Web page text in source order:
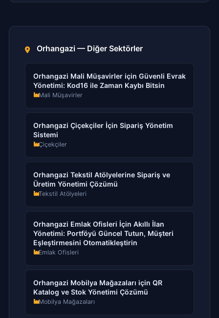
Orhangazi — Diğer Sektörler
Orhangazi Mali Müşavirler için Güvenli Evrak
Yönetimi: Kod16 ile Zaman Kaybı Bitsin
Mali Müşavirler
Orhangazi Çiçekçiler İçin Sipariş Yönetim
Sistemi
Çiçekçiler
Orhangazi Tekstil Atölyelerine Sipariş ve
Üretim Yönetimi Çözümü
Tekstil Atölyeleri
Orhangazi Emlak Ofisleri İçin Akıllı İlan
Yönetimi: Portföyü Güncel Tutun, Müşteri
Eşleştirmesini Otomatikleştirin
Emlak Ofisleri
Orhangazi Mobilya Mağazaları için QR
Katalog ve Stok Yönetimi Çözümü
Mobilya Mağazaları